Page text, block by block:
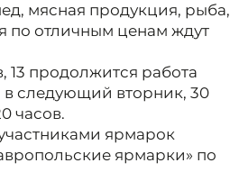
мясная продукция, рыба,
по отличным ценам ждут
13 продолжится работа
в следующий вторник, 30
часов.
ярмарок
ярмарки» по